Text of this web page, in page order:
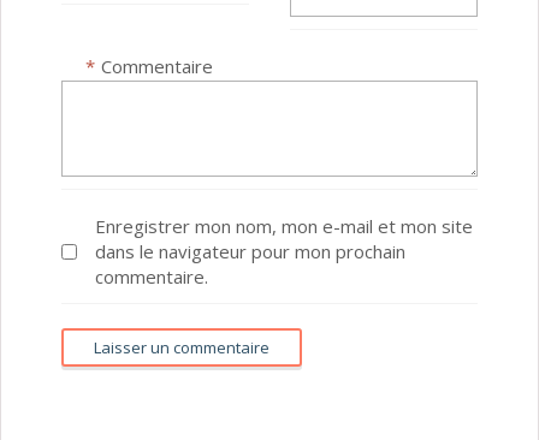
Commentaire
*
Enregistrer mon nom, mon e-mail et mon site
dans le navigateur pour mon prochain
commentaire.